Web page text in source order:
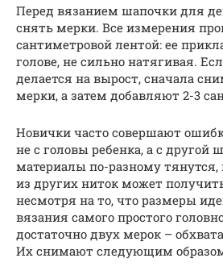
Перед вязанием шапочки для
снять мерки. Все измерения
сантиметровой лентой: ее
голове, не сильно натягивая.
делается на вырост, сначала
мерки, а затем добавляют 2-3
Новички часто совершают
не с головы ребенка, а с другой
материалы по-разному тянутся,
из других ниток может
несмотря на то, что размеры
вязания самого простого
достаточно двух мерок –
Их снимают следующим